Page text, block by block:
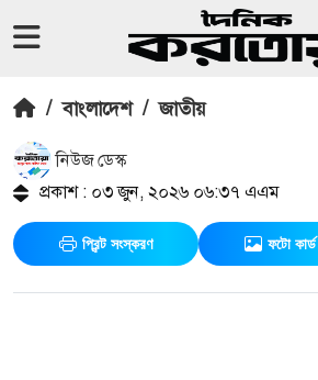
/ বাংলাদেশ / জাতীয়
নিউজ ডেস্ক
প্রকাশ : ০৩ জুন, ২০২৬ ০৬:৩৭ এএম
প্রিন্ট সংস্করণ ফটো কার্ড